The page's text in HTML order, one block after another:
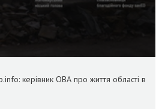
керівник ОВА про життя області в